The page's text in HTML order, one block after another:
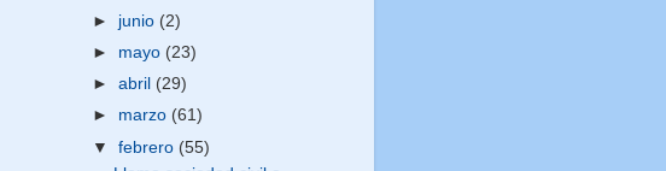
► junio (2)
► mayo (23)
►abril (29)
► marzo (61)
▼febrero (55)